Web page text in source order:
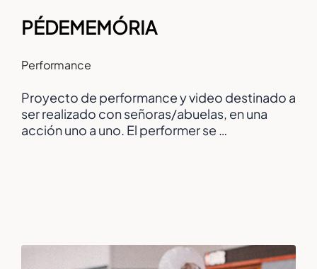
PÉDEMEMÓRIA
Performance
Proyecto de performance y video destinado a
ser realizado con señoras/abuelas, en una
acción uno a uno. El performer se …